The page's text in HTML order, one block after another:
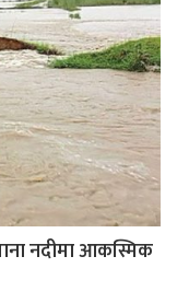
नदीमा आकस्मिक